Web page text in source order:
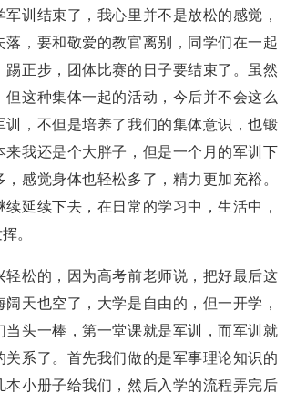
军训结束了，我心里并不是放松的感觉，
落，要和敬爱的教官离别，同学们在一起
踢正步，团体比赛的日子要结束了。虽然
但这种集体一起的活动，今后并不会这么
训，不但是培养了我们的集体意识，也锻
来我还是个大胖子，但是一个月的军训下
感觉身体也轻松多了，精力更加充裕。
延续下去，在日常的学习中，生活中，
。
轻松的，因为高考前老师说，把好最后这
天也空了，大学是自由的，但一开学，
当头一棒，第一堂课就是军训，而军训就
关系了。首先我们做的是军事理论知识的
本小册子给我们，然后入学的流程弄完后